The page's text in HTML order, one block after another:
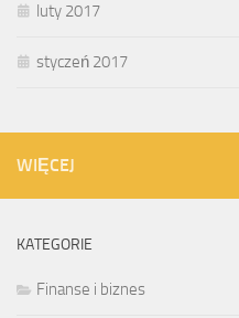
luty 2017
styczeń 2017
WIĘCEJ
KATEGORIE
Finanse i biznes